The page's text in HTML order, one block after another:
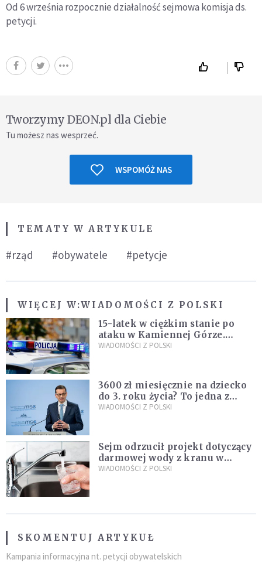
Od 6 września rozpocznie działalność sejmowa komisja ds.
petycji.
Tworzymy DEON.pl dla Ciebie
Tu możesz nas wesprzeć.
WSPOMÓŻ NAS
TEMATY W ARTYKULE
#rząd #obywatele #petycje
WIĘCEJ W:WIADOMOŚCI Z POLSKI
15-latek w ciężkim stanie po
ataku w Kamiennej Górze.
Policja zatrzymała dwóch
WIADOMOŚCI Z POLSKI
3600 zł miesięcznie na dziecko
do 3. roku życia? To jedna z
propozycji programu "Rozwój
WIADOMOŚCI Z POLSKI
Sejm odrzucił projekt dotyczący
darmowej wody z kranu w
restauracjach
WIADOMOŚCI Z POLSKI
SKOMENTUJ ARTYKUŁ
Kampania informacyjna nt. petycji obywatelskich